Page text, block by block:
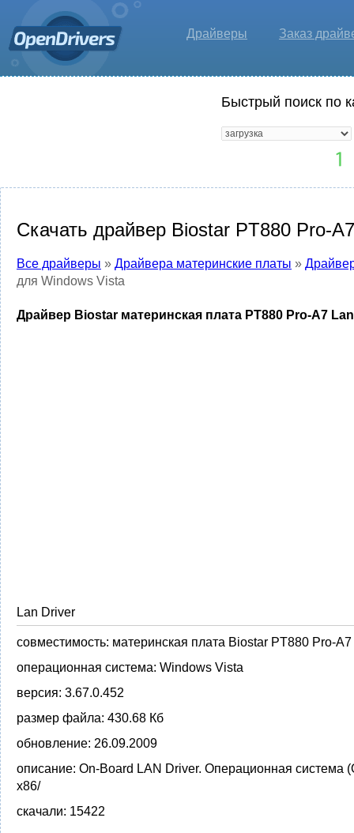
Драйверы Заказ
Быстрый поиск по
Скачать драйвер Biostar PT880 Pro-
Все драйверы » Драйвера материнские платы »
для Windows Vista
Драйвер Biostar материнская плата PT880 Pro-A7
Lan Driver
совместимость: материнская плата Biostar PT880 Pro-A7
операционная система: Windows Vista
версия: 3.67.0.452
размер файла: 430.68 Кб
обновление: 26.09.2009
описание: On-Board LAN Driver. Операционная система
x86/
скачали: 15422